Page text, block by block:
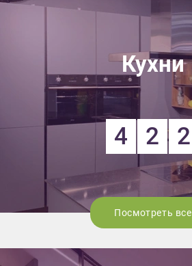
Кухни
4 2 2
Посмотреть все